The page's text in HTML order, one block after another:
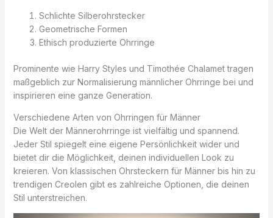
Schlichte Silberohrstecker
Geometrische Formen
Ethisch produzierte Ohrringe
Prominente wie Harry Styles und Timothée Chalamet tragen
maßgeblich zur Normalisierung männlicher Ohrringe bei und
inspirieren eine ganze Generation.
Verschiedene Arten von Ohrringen für Männer
Die Welt der Männerohrringe ist vielfältig und spannend.
Jeder Stil spiegelt eine eigene Persönlichkeit wider und
bietet dir die Möglichkeit, deinen individuellen Look zu
kreieren. Von klassischen Ohrsteckern für Männer bis hin zu
trendigen Creolen gibt es zahlreiche Optionen, die deinen
Stil unterstreichen.